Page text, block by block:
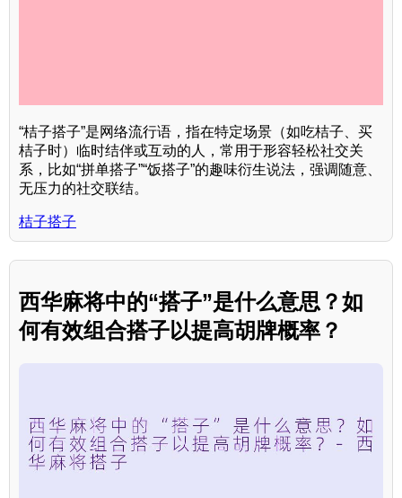
“桔子搭子”是网络流行语，指在特定场景（如吃桔子、买
桔子时）临时结伴或互动的人，常用于形容轻松社交关
系，比如“拼单搭子”“饭搭子”的趣味衍生说法，强调随意、
无压力的社交联结。
桔子搭子
西华麻将中的“搭子”是什么意思？如
何有效组合搭子以提高胡牌概率？